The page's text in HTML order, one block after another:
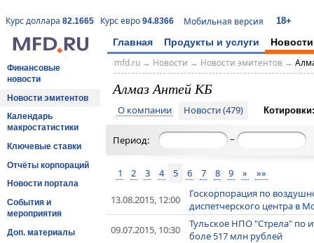
Курс доллара 82.1665 Курс евро 94.8366 Мобильная версия 18+
Главная Продукты и услуги Новости
Финансовые
новости
Новости эмитентов
Календарь
макростатистики
Ключевые ставки
Отчёты корпораций
Новости портала
События и
мероприятия
Доп. материалы
mfd.ru→ Новости → Новости эмитентов→
Алмаз Антей КБ
О компании Новости (479)
Период: –
1 2 3 4 5 6 7 8 9 » »»
13.08.2015, 12:00
Госкорпорация по
диспетчерского центра в
09.07.2015, 10:30
Тульское НПО "Стрела" по
боле 517 млн рублей